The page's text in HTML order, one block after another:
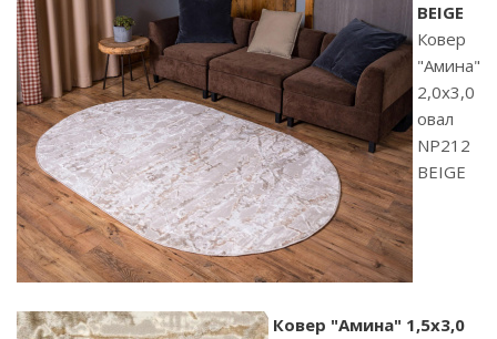
BEIGE
Ковер
"Амина"
2,0х3,0
овал
NP212
BEIGE
Ковер "Амина" 1,5х3,0